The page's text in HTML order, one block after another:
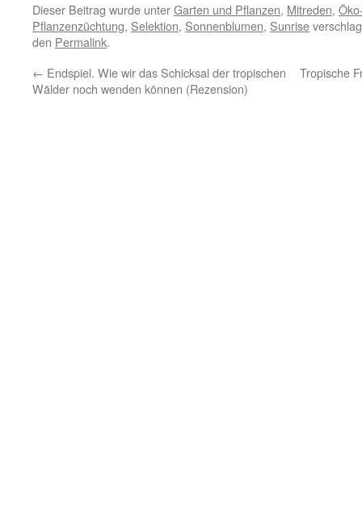
Dieser Beitrag wurde unterGarten und Pflanzen, Mitreden,
Pflanzenzüchtung, Selektion, Sonnenblumen, Sunrise
den Permalink.
← Endspiel. Wie wir das Schicksal der tropischen
Wälder noch wenden können (Rezension)
Tropische